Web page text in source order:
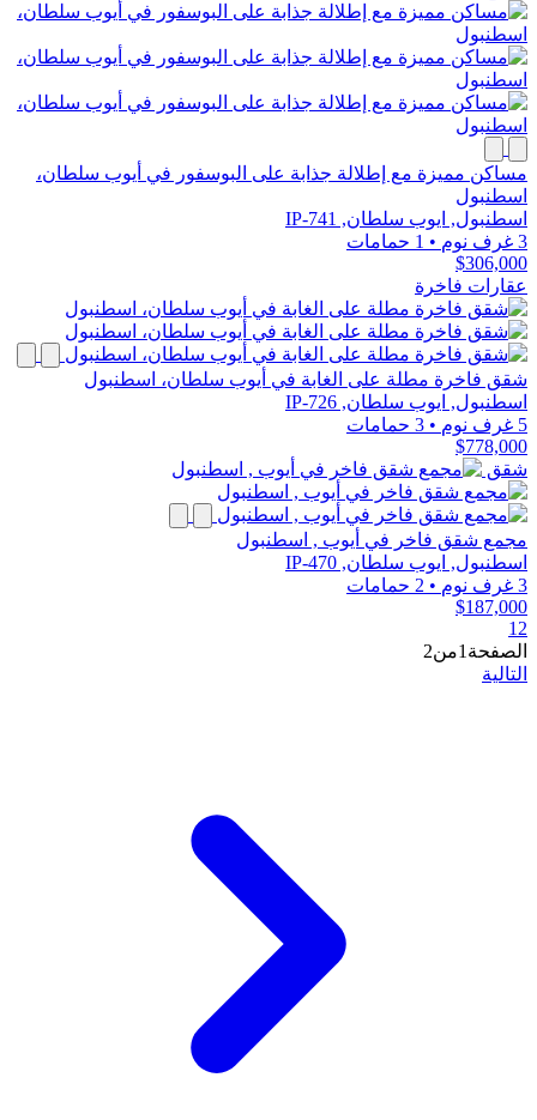
مساكن مميزة مع إطلالة جذابة على البوسفور في أيوب سلطان،
اسطنبول
اسطنبول, ايوب سلطان, IP-741
3 غرف نوم
• 1 حمامات
$306,000
عقارات فاخرة
شقق فاخرة مطلة على الغابة في أيوب سلطان، اسطنبول
اسطنبول, ايوب سلطان, IP-726
5 غرف نوم
• 3 حمامات
$778,000
شقق
مجمع شقق فاخر في أيوب , اسطنبول
اسطنبول, ايوب سلطان, IP-470
3 غرف نوم
• 2 حمامات
$187,000
1 2
الصفحة1من2
التالية